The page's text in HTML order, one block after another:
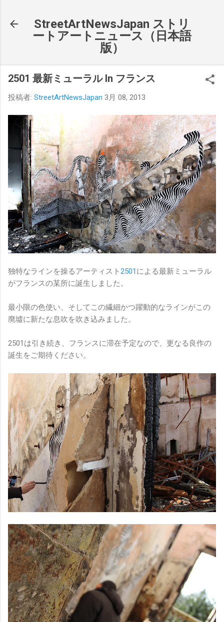
StreetArtNewsJapan ストリ
ートアートニュース（日本語
版）
2501 最新ミューラル In フランス
投稿者: StreetArtNewsJapan 3月 08, 2013
独特なラインを操るアーティスト 2501 による最新ミューラル
がフランスの某所に誕生しました。
最小限の色使い、そしてこの繊細かつ躍動的なラインがこの
廃墟に新たな息吹を吹き込みました。
2501は引き続き、フランスに滞在予定なので、更なる良作の
誕生をご期待ください。